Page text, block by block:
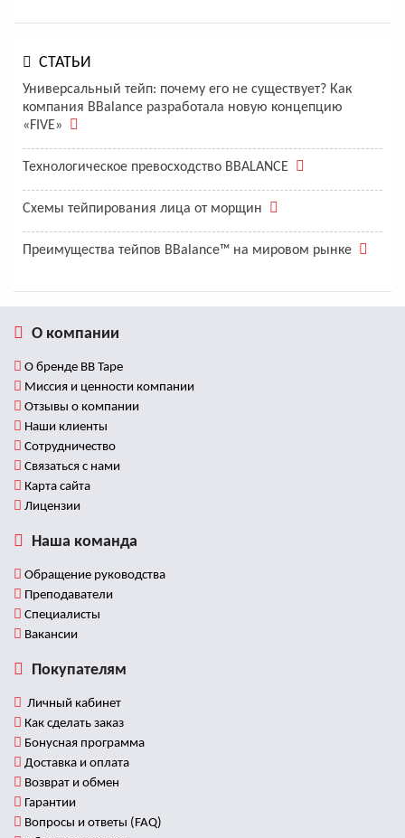
СТАТЬИ
Универсальный тейп: почему его не существует? Как
компания BBalance разработала новую концепцию
«FIVE»
Технологическое превосходство BBALANCE
Схемы тейпирования лица от морщин
Преимущества тейпов BBalance™ на мировом рынке
О компании
О бренде BB Tape
Миссия и ценности компании
Отзывы о компании
Наши клиенты
Сотрудничество
Связаться с нами
Карта сайта
Лицензии
Наша команда
Обращение руководства
Преподаватели
Специалисты
Вакансии
Покупателям
Личный кабинет
Как сделать заказ
Бонусная программа
Доставка и оплата
Возврат и обмен
Гарантии
Вопросы и ответы (FAQ)